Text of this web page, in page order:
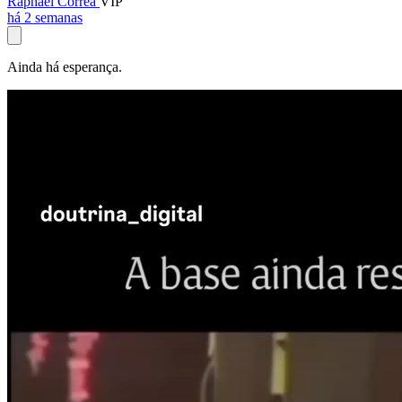
há 2 semanas
Ainda há esperança.